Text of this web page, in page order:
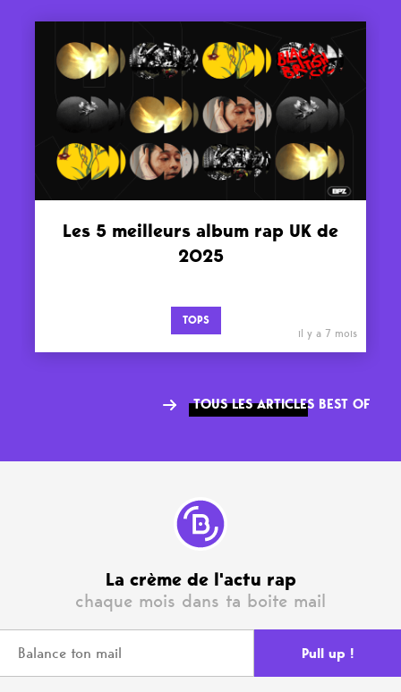
Les 5 meilleurs album rap UK de
2025
TOPS
il y a 7 mois
TOUS LES ARTICLES BEST OF
La crème de l'actu rap
chaque mois dans ta boite mail